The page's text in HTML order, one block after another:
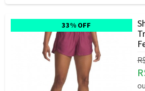
33% OFF
ou